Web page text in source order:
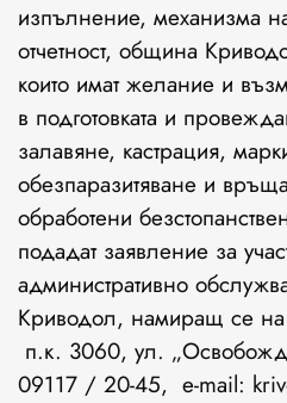
изпълнение, механизма
отчетност, община
които имат желание и
в подготовката и
залавяне, кастрация,
обезпаразитяване и
обработени
подадат заявление за
административно
Криводол, намиращ се
п.к. 3060, ул.
09117 / 20-45, e-mail: